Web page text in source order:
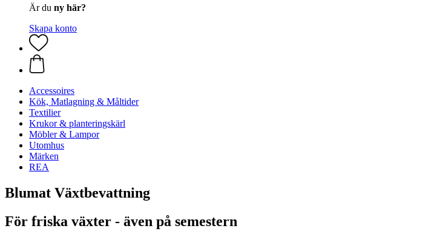
Är du ny här?
Skapa konto
Accessoires
Kök, Matlagning & Måltider
Textilier
Krukor & planteringskärl
Möbler & Lampor
Utomhus
Märken
REA
Blumat Växtbevattning
För friska växter - även på semestern